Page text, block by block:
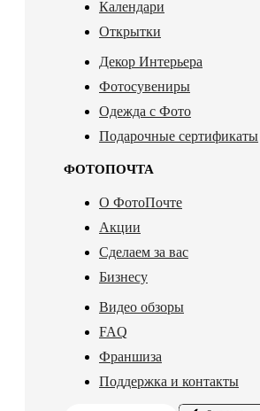
Календари
Открытки
Декор Интерьера
Фотосувениры
Одежда с Фото
Подарочные сертификаты
ФОТОПОЧТА
О ФотоПочте
Акции
Сделаем за вас
Бизнесу
Видео обзоры
FAQ
Франшиза
Поддержка и контакты